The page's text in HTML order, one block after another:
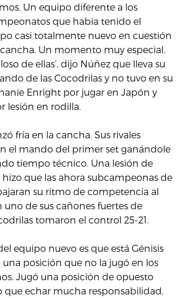
Un equipo diferente a los
que había tenido el
casi totalmente nuevo en cuestión
Un momento muy especial.
de ellas’, dijo Núñez que lleva su
de las Cocodrilas y no tuvo en su
Enright por jugar en Japón y
lesión en rodilla.
fría en la cancha. Sus rivales
el mando del primer set ganándole
tiempo técnico. Una lesión de
que las ahora subcampeonas de
su ritmo de competencia al
uno de sus cañones fuertes de
tomaron el control 25-21.
equipo nuevo es que está Génisis
una posición que no la jugó en los
Jugó una posición de opuesto
que echar mucha responsabilidad.